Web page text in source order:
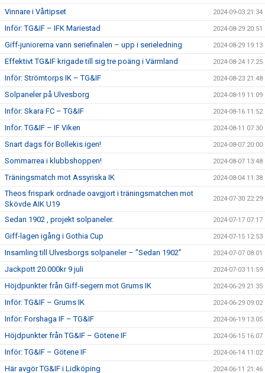
Vinnare i Vårtipset 2024-09-03 21:34
Inför: TG&IF – IFK Mariestad 2024-08-29 20:51
Giff-juniorerna vann seriefinalen – upp i serieledning 2024-08-29 19:13
Effektivt TG&IF krigade till sig tre poäng i Värmland 2024-08-24 17:25
Inför: Strömtorps IK – TG&IF 2024-08-23 21:48
Solpaneler på Ulvesborg 2024-08-19 11:09
Inför: Skara FC – TG&IF 2024-08-16 11:52
Inför: TG&IF – IF Viken 2024-08-11 07:30
Snart dags för Bollekis igen! 2024-08-07 20:00
Sommarrea i klubbshoppen! 2024-08-07 13:48
Träningsmatch mot Assyriska IK 2024-08-04 11:38
Theos frispark ordnade oavgjort i träningsmatchen mot
Skövde AIK U19
2024-07-30 22:29
Sedan 1902 , projekt solpaneler. 2024-07-17 07:17
Giff-lagen igång i Gothia Cup 2024-07-15 12:53
Insamling till Ulvesborgs solpaneler – ”Sedan 1902” 2024-07-07 08:01
Jackpott 20.000kr 9 juli 2024-07-03 11:59
Höjdpunkter från Giff-segern mot Grums IK 2024-06-29 21:35
Inför: TG&IF – Grums IK 2024-06-29 09:02
Inför: Forshaga IF – TG&IF 2024-06-19 13:05
Höjdpunkter från TG&IF – Götene IF 2024-06-15 16:07
Inför: TG&IF – Götene IF 2024-06-14 11:02
Här avgör TG&IF i Lidköping 2024-06-11 21:46